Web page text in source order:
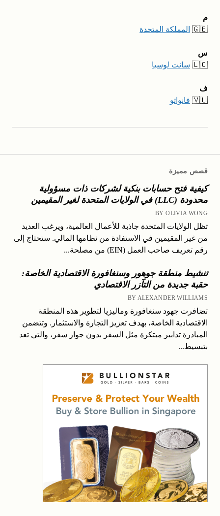
قصص مميزة
كيفية فتح حسابات بنكية لشركات ذات مسؤولية
محدودة (LLC) في الولايات المتحدة لغير المقيمين
BY OLIVIA WONG
تظل الولايات المتحدة جاذبة للأعمال العالمية، ويرغب العديد
من غير المقيمين في الاستفادة من نظامها المالي. ستحتاج إلى
رقم تعريف صاحب العمل (EIN) من مصلحة...
تنشيط منطقة جوهور وسنغافورة الاقتصادية الخاصة:
حقبة جديدة من التآزر الاقتصادي
BY ALEXANDER WILLIAMS
تضافرت جهود سنغافورة وماليزيا لتطوير هذه المنطقة
الاقتصادية الخاصة، بهدف تعزيز التجارة والاستثمار. وتتضمن
المبادرة تدابير مبتكرة مثل السفر بدون جواز سفر، والتي تعد
بتبسيط...
م
🇬🇧 المملكة المتحدة
س
🇱🇨 سانت لوسيا
ف
🇻🇺 فانواتو